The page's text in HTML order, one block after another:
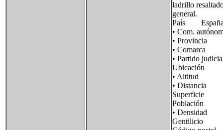
ladrillo
general.
País
• Com.
• Provincia
• Comarca
• Partido
Ubicación
• Altitud
• Distancia
Superficie
Población
• Densidad
Gentilicio